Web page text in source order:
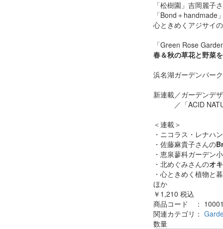
「松樹園」吉岡麗子
「Bond＋handmade
心ときめくアジサイ
「Green Rose
春＆秋の草花と野菜
浜名湖ガーデンパー
新連載／ガーデンデ
／「ACID
＜連載＞
・ニコラス・レナハ
・佐藤麻貴子さんの
・恵泉蓼科ガーデ
・北めぐみさんのオ
・心ときめく植物
ほか
￥1,210 税込
商品コード ：
関連カテゴリ：
数量